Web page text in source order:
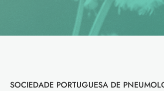
SOCIEDADE PORTUGUESA DE